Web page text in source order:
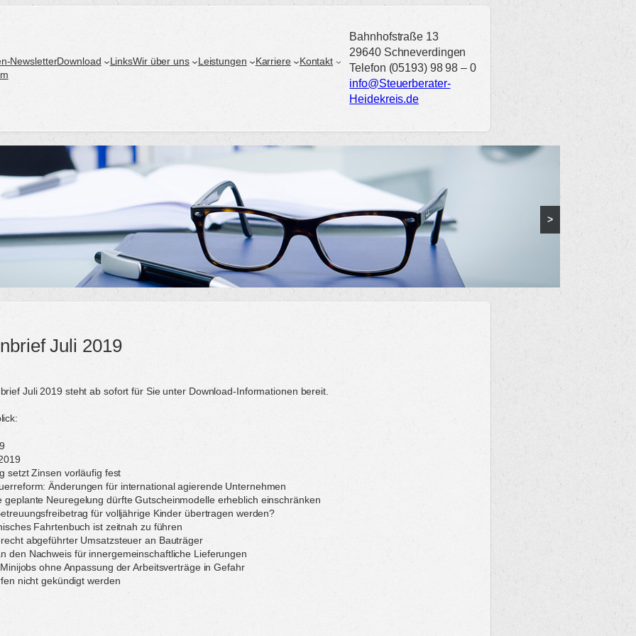
NewsletterDownload LinksWir über uns Leistungen Karriere
Kontakt
Bahnhofstraße 13
29640 Schneverdingen
Telefon (05193) 98 98 – 0
info@Steuerberater-
Heidekreis.de
>
Juli 2019
Juli 2019 steht ab sofort für Sie unter Download-Informationen bereit.
setzt Zinsen vorläufig fest
Änderungen für international agierende Unternehmen
geplante Neuregelung dürfte Gutscheinmodelle erheblich einschränken
für volljährige Kinder übertragen werden?
Fahrtenbuch ist zeitnah zu führen
abgeführter Umsatzsteuer an Bauträger
den Nachweis für innergemeinschaftliche Lieferungen
ohne Anpassung der Arbeitsverträge in Gefahr
nicht gekündigt werden